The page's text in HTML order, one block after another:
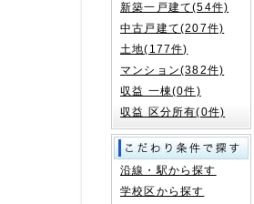
新築一戸建て(54件)
中古戸建て(207件)
土地(177件)
マンション(382件)
収益 一棟(0件)
収益 区分所有(0件)
沿線・駅から探す
学校区から探す